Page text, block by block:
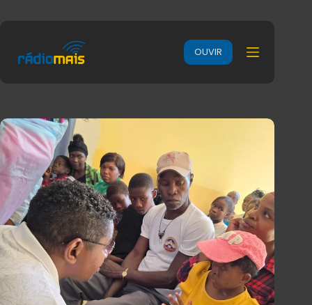
OUVIR